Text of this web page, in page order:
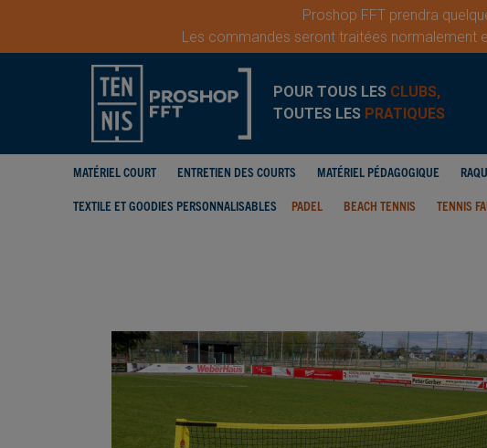
Proshop FFT prendra
Les commandes seront traitées normalement
POUR TOUS LES CLUBS,
TOUTES LES PRATIQUES
MATÉRIEL COURT ENTRETIEN DES COURTS MATÉRIEL PÉDAGOGIQUE
TEXTILE ET GOODIES PERSONNALISABLES PADEL BEACH TENNIS TENNIS